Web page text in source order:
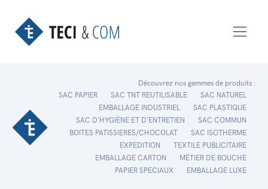
Découvrez nos gammes de produits :
SAC PAPIER
SAC TNT REUTILISABLE
SAC NATUREL
EMBALLAGE INDUSTRIEL
SAC PLASTIQUE
SAC D'HYGIÈNE ET D'ENTRETIEN
SAC COMMUN
BOITES PATISSIERES/CHOCOLAT
SAC ISOTHERME
EXPEDITION
TEXTILE PUBLICITAIRE
EMBALLAGE CARTON
MÉTIER DE BOUCHE
PAPIER SPECIAUX
EMBALLAGE LUXE